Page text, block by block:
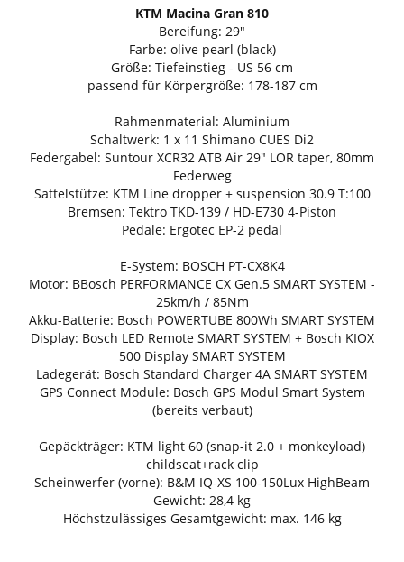
KTM Macina Gran 810
Bereifung: 29"
Farbe: olive pearl (black)
Größe: Tiefeinstieg - US 56 cm
passend für Körpergröße: 178-187 cm
Rahmenmaterial: Aluminium
Schaltwerk: 1 x 11 Shimano CUES Di2
Federgabel: Suntour XCR32 ATB Air 29" LOR taper, 80mm
Federweg
Sattelstütze: KTM Line dropper + suspension 30.9 T:100
Bremsen: Tektro TKD-139 / HD-E730 4-Piston
Pedale: Ergotec EP-2 pedal
E-System: BOSCH PT-CX8K4
Motor: BBosch PERFORMANCE CX Gen.5 SMART SYSTEM -
25km/h / 85Nm
Akku-Batterie: Bosch POWERTUBE 800Wh SMART SYSTEM
Display: Bosch LED Remote SMART SYSTEM + Bosch KIOX
500 Display SMART SYSTEM
Ladegerät: Bosch Standard Charger 4A SMART SYSTEM
GPS Connect Module: Bosch GPS Modul Smart System
(bereits verbaut)
Gepäckträger: KTM light 60 (snap-it 2.0 + monkeyload)
childseat+rack clip
Scheinwerfer (vorne): B&M IQ-XS 100-150Lux HighBeam
Gewicht: 28,4 kg
Höchstzulässiges Gesamtgewicht: max. 146 kg